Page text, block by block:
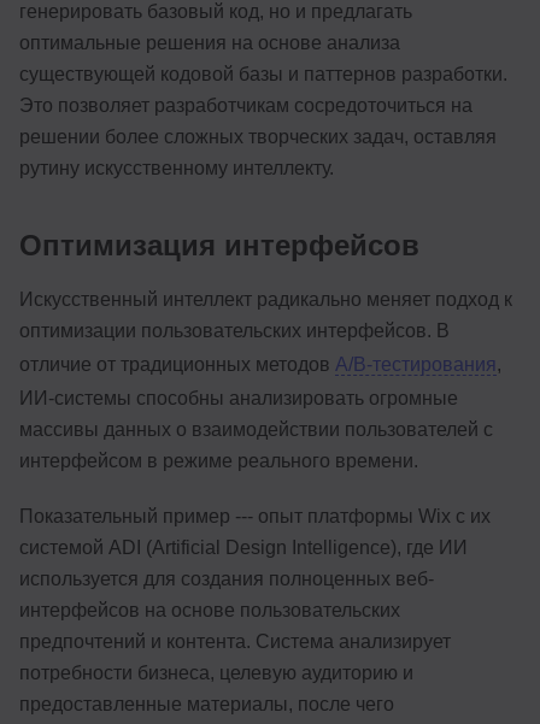
генерировать базовый код, но и предлагать
оптимальные решения на основе анализа
существующей кодовой базы и паттернов разработки.
Это позволяет разработчикам сосредоточиться на
решении более сложных творческих задач, оставляя
рутину искусственному интеллекту.
Оптимизация интерфейсов
Искусственный интеллект радикально меняет подход к
оптимизации пользовательских интерфейсов. В
отличие от традиционных методов A/B-тестирования ,
ИИ-системы способны анализировать огромные
массивы данных о взаимодействии пользователей с
интерфейсом в режиме реального времени.
Показательный пример --- опыт платформы Wix с их
системой ADI (Artificial Design Intelligence), где ИИ
используется для создания полноценных веб-
интерфейсов на основе пользовательских
предпочтений и контента. Система анализирует
потребности бизнеса, целевую аудиторию и
предоставленные материалы, после чего